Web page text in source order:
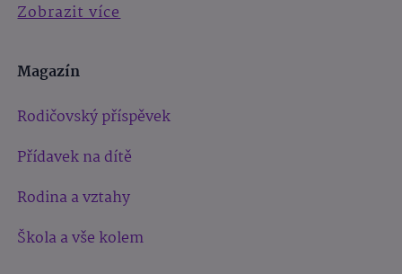
Zobrazit více
Magazín
Rodičovský příspěvek
Přídavek na dítě
Rodina a vztahy
Škola a vše kolem